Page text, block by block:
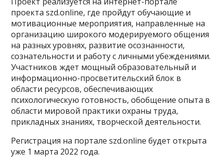
проекта szd.online, где пройдут обучающие и
мотивационные мероприятия, направленные на
организацию широкого модерируемого общения
на разных уровнях, развитие осознанности,
сознательности и работу с личными убеждениями.
Участников ждет мощный образовательный и
информационно-просветительский блок в
области ресурсов, обеспечивающих
психологическую готовность, обобщение опыта в
области мировой практики охраны труда,
прикладных знаниях, творческой деятельности.
Регистрация на портале szd.online будет открыта
уже 1 марта 2022 года.